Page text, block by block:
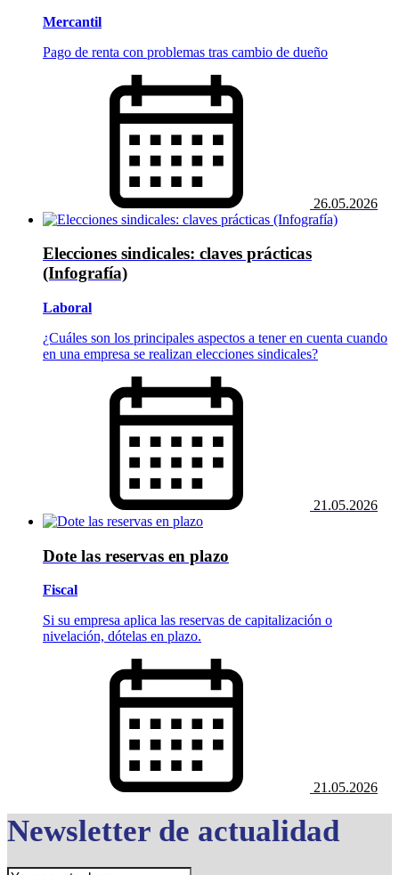
Mercantil
Pago de renta con problemas tras cambio de dueño
26.05.2026
Elecciones sindicales: claves prácticas
(Infografía)
Laboral
¿Cuáles son los principales aspectos a tener en cuenta cuando
en una empresa se realizan elecciones sindicales?
21.05.2026
Dote las reservas en plazo
Fiscal
Si su empresa aplica las reservas de capitalización o
nivelación, dótelas en plazo.
21.05.2026
Newsletter de actualidad